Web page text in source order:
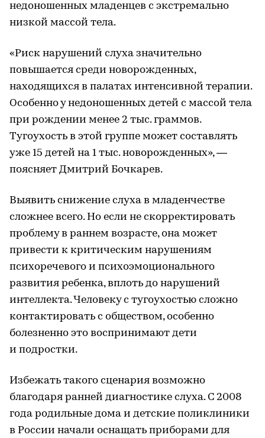
недоношенных младенцев с экстремально
низкой массой тела.
«Риск нарушений слуха значительно
повышается среди новорожденных,
находящихся в палатах интенсивной терапии.
Особенно у недоношенных детей с массой тела
при рождении менее 2 тыс. граммов.
Тугоухость в этой группе может составлять
уже 15 детей на 1 тыс. новорожденных», —
поясняет Дмитрий Бочкарев.
Выявить снижение слуха в младенчестве
сложнее всего. Но если не скорректировать
проблему в раннем возрасте, она может
привести к критическим нарушениям
психоречевого и психоэмоционального
развития ребенка, вплоть до нарушений
интеллекта. Человеку с тугоухостью сложно
контактировать с обществом, особенно
болезненно это воспринимают дети
и подростки.
Избежать такого сценария возможно
благодаря ранней диагностике слуха. С 2008
года родильные дома и детские поликлиники
в России начали оснащать приборами для